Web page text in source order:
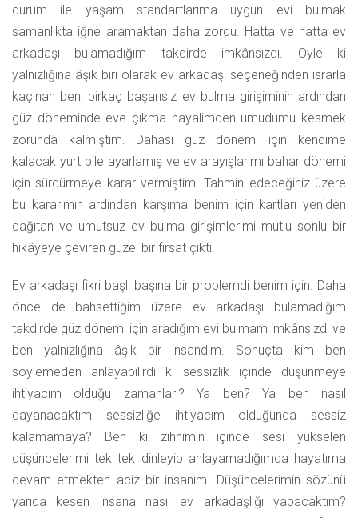
durum ile yaşam standartlarıma uygun evi bulmak
samanlıkta iğne aramaktan daha zordu. Hatta ve hatta ev
arkadaşı bulamadığım takdirde imkânsızdı. Öyle ki
yalnızlığına âşık biri olarak ev arkadaşı seçeneğinden ısrarla
kaçınan ben, birkaç başarısız ev bulma girişiminin ardından
güz döneminde eve çıkma hayalimden umudumu kesmek
zorunda kalmıştım. Dahası güz dönemi için kendime
kalacak yurt bile ayarlamış ve ev arayışlarımı bahar dönemi
için sürdürmeye karar vermiştim. Tahmin edeceğiniz üzere
bu kararımın ardından karşıma benim için kartları yeniden
dağıtan ve umutsuz ev bulma girişimlerimi mutlu sonlu bir
hikâyeye çeviren güzel bir fırsat çıktı.
Ev arkadaşı fikri başlı başına bir problemdi benim için. Daha
önce de bahsettiğim üzere ev arkadaşı bulamadığım
takdirde güz dönemi için aradığım evi bulmam imkânsızdı ve
ben yalnızlığına âşık bir insandım. Sonuçta kim ben
söylemeden anlayabilirdi ki sessizlik içinde düşünmeye
ihtiyacım olduğu zamanları? Ya ben? Ya ben nasıl
dayanacaktım sessizliğe ihtiyacım olduğunda sessiz
kalamamaya? Ben ki zihnimin içinde sesi yükselen
düşüncelerimi tek tek dinleyip anlayamadığımda hayatıma
devam etmekten aciz bir insanım. Düşüncelerimin sözünü
yarıda kesen insana nasıl ev arkadaşlığı yapacaktım?